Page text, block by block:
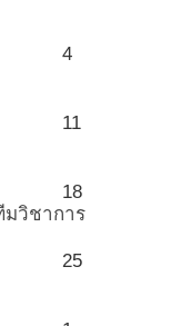
มวิชาการ
4
11
18
25